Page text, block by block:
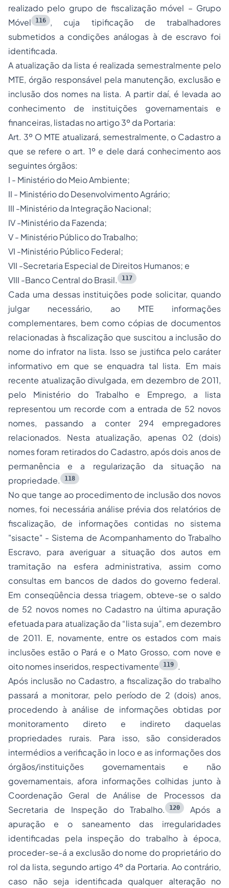
realizado pelo grupo de fiscalização móvel – Grupo
Móvel
116
, cuja tipificação de trabalhadores
submetidos a condições análogas à de escravo foi
identificada.
A atualização da lista é realizada semestralmente pelo
MTE, órgão responsável pela manutenção, exclusão e
inclusão dos nomes na lista. A partir daí, é levada ao
conhecimento de instituições governamentais e
financeiras, listadas no artigo 3º da Portaria:
Art. 3º O MTE atualizará, semestralmente, o Cadastro a
que se refere o art. 1º e dele dará conhecimento aos
seguintes órgãos:
I - Ministério do Meio Ambiente;
II - Ministério do Desenvolvimento Agrário;
III -Ministério da Integração Nacional;
IV -Ministério da Fazenda;
V - Ministério Público do Trabalho;
VI -Ministério Público Federal;
VII -Secretaria Especial de Direitos Humanos; e
VIII -Banco Central do Brasil.
117
Cada uma dessas instituições pode solicitar, quando
julgar necessário, ao MTE informações
complementares, bem como cópias de documentos
relacionadas à fiscalização que suscitou a inclusão do
nome do infrator na lista. Isso se justifica pelo caráter
informativo em que se enquadra tal lista. Em mais
recente atualização divulgada, em dezembro de 2011,
pelo Ministério do Trabalho e Emprego, a lista
representou um recorde com a entrada de 52 novos
nomes, passando a conter 294 empregadores
relacionados. Nesta atualização, apenas 02 (dois)
nomes foram retirados do Cadastro, após dois anos de
permanência e a regularização da situação na
propriedade.
118
No que tange ao procedimento de inclusão dos novos
nomes, foi necessária análise prévia dos relatórios de
fiscalização, de informações contidas no sistema
"sisacte" - Sistema de Acompanhamento do Trabalho
Escravo, para averiguar a situação dos autos em
tramitação na esfera administrativa, assim como
consultas em bancos de dados do governo federal.
Em conseqüência dessa triagem, obteve-se o saldo
de 52 novos nomes no Cadastro na última apuração
efetuada para atualização da “lista suja”, em dezembro
de 2011. E, novamente, entre os estados com mais
inclusões estão o Pará e o Mato Grosso, com nove e
oito nomes inseridos, respectivamente
119
.
Após inclusão no Cadastro, a fiscalização do trabalho
passará a monitorar, pelo período de 2 (dois) anos,
procedendo à análise de informações obtidas por
monitoramento direto e indireto daquelas
propriedades rurais. Para isso, são considerados
intermédios a verificação in loco e as informações dos
órgãos/instituições governamentais e não
governamentais, afora informações colhidas junto à
Coordenação Geral de Análise de Processos da
Secretaria de Inspeção do Trabalho.
120
Após a
apuração e o saneamento das irregularidades
identificadas pela inspeção do trabalho à época,
proceder-se-á a exclusão do nome do proprietário do
rol da lista, segundo artigo 4º da Portaria. Ao contrário,
caso não seja identificada qualquer alteração no